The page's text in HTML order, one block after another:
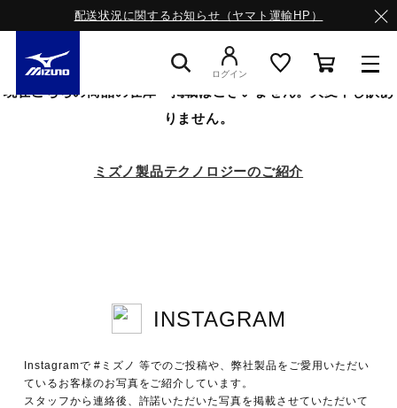
配送状況に関するお知らせ（ヤマト運輸HP）
サッカー／フットサル
トレーニング
ログイン
現在こちらの商品の在庫・掲載はございません。大変申し訳あ
りません。
ミズノ製品テクノロジーのご紹介
INSTAGRAM
Instagramで #ミズノ 等でのご投稿や、弊社製品をご愛用いただい
ているお客様のお写真をご紹介しています。
スタッフから連絡後、許諾いただいた写真を掲載させていただいて